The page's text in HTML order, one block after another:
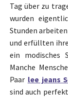
Tag über zu
wurden
Stunden
und erfüllten
ein modisches
Manche
Paar lee jeans
sind auch